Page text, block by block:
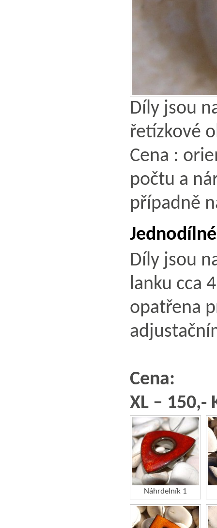
Díly jsou
řetízkové
Cena :
počtu a
případně
Jednodílné
Díly jsou
lanku cca
opatřena
Cena:
XL – 150,-
Náhrdelník 1